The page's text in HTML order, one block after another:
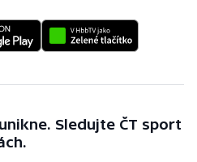
Sledujte ČT sport